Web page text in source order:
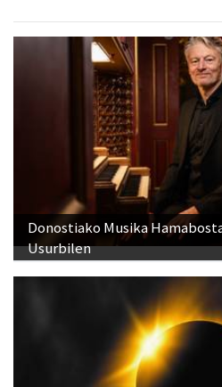
Donostiako Musika
Usurbilen